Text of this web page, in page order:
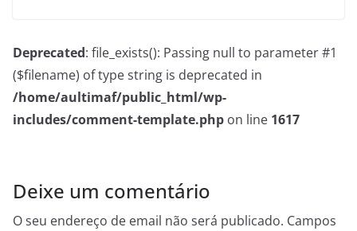
Deprecated: file_exists(): Passing null to parameter #1
($filename) of type string is deprecated in
/home/aultimaf/public_html/wp-
includes/comment-template.php on line 1617
Deixe um comentário
O seu endereço de email não será publicado. Campos